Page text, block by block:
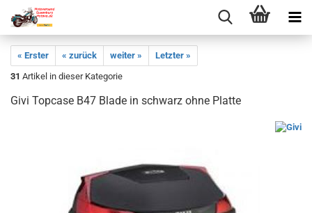
« Erster « zurück weiter »
Letzter »
31 Artikel in dieser Kategorie
Givi Topcase B47 Blade in schwarz ohne Platte